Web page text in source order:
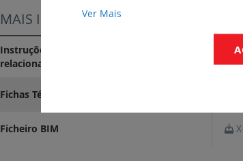
MAIS INFORMAÇÃO
Instruções de instalação e documentos
relacionados
Fichas Técnicas
Ficheiro BIM
Ver Mais